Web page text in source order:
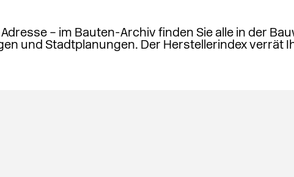
– im Bauten-Archiv finden Sie alle in der
und Stadtplanungen. Der Herstellerindex verrät